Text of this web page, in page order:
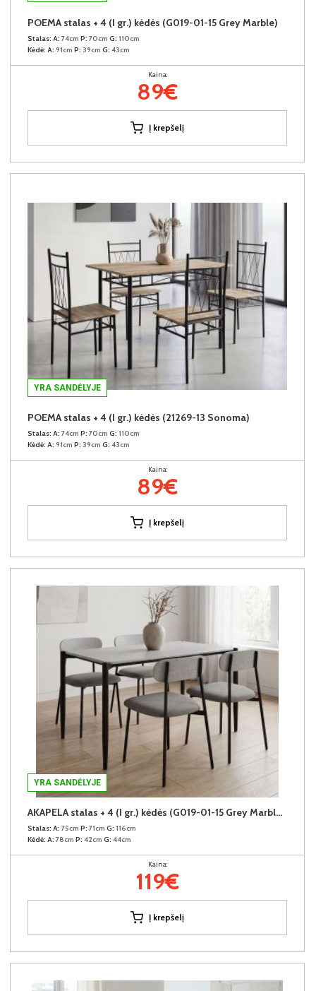
POEMA stalas + 4 (I gr.) kėdės (G019-01-15 Grey Marble)
Stalas: A: 74cm P: 70cm G: 110cm
Kėdė: A: 91cm P: 39cm G: 43cm
Kaina:
89€
Į krepšelį
YRA SANDĖLYJE
POEMA stalas + 4 (I gr.) kėdės (21269-13 Sonoma)
Stalas: A: 74cm P: 70cm G: 110cm
Kėdė: A: 91cm P: 39cm G: 43cm
Kaina:
89€
Į krepšelį
YRA SANDĖLYJE
AKAPELA stalas + 4 (I gr.) kėdės (G019-01-15 Grey Marble/378-26 Pilkas)
Stalas: A: 75cm P: 71cm G: 116cm
Kėdė: A: 78cm P: 42cm G: 44cm
Kaina:
119€
Į krepšelį